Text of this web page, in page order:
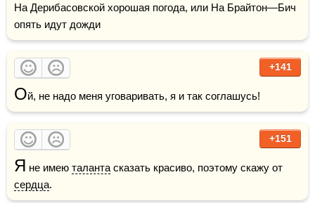
На Дерибасовской хорошая погода, или На Брайтон—Бич
опять идут дожди
+141
Ой, не надо меня уговаривать, я и так соглашусь!
+151
Я не имею таланта
сердца.